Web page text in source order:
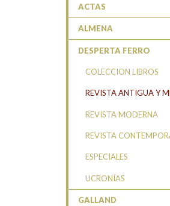
ACTAS
ALMENA
DESPERTA FERRO
COLECCION LIBROS
REVISTA ANTIGUA Y
REVISTA MODERNA
REVISTA
ESPECIALES
UCRONÍAS
GALLAND